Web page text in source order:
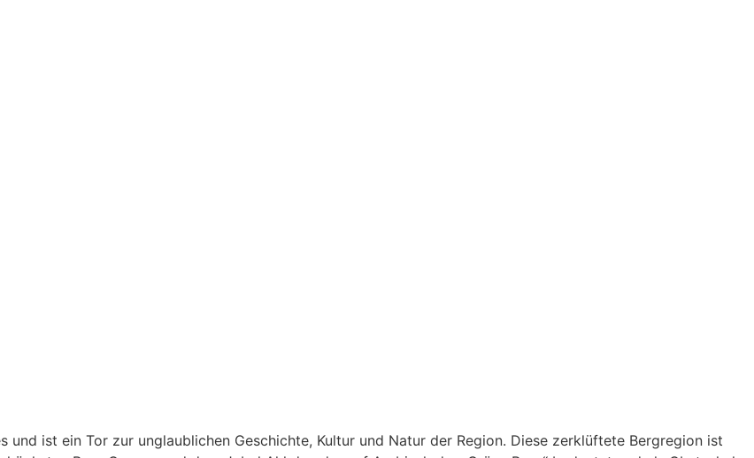
ist ein Tor zur unglaublichen Geschichte, Kultur und Natur der Region. Diese zerklüftete Bergregion ist